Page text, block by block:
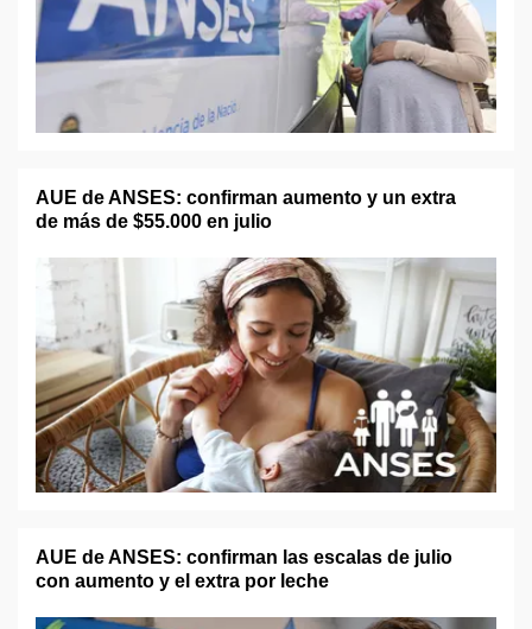
AUE de ANSES: confirman aumento y un extra
de más de $55.000 en julio
AUE de ANSES: confirman las escalas de julio
con aumento y el extra por leche